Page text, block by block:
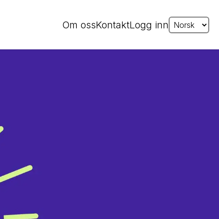
Om ossKontaktLogg inn